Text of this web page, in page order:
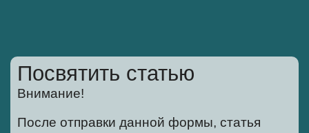
Посвятить статью
Внимание!
После отправки данной формы, статья